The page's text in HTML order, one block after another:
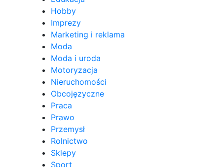
Hobby
Imprezy
Marketing i reklama
Moda
Moda i uroda
Motoryzacja
Nieruchomości
Obcojęzyczne
Praca
Prawo
Przemysł
Rolnictwo
Sklepy
Sport